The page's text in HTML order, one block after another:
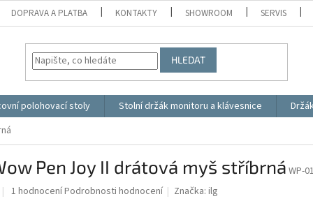
DOPRAVA A PLATBA KONTAKTY SHOWROOM SERVIS
HLEDAT
polohovací stoly Stolní držák monitoru a klávesnice
Pen Joy II drátová myš stříbrná WP-
Průměrné
1 hodnoceníPodrobnosti hodnocení Značka:ilg